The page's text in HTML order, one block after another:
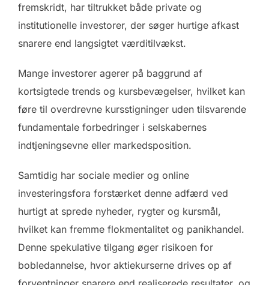
fremskridt, har tiltrukket både private og
institutionelle investorer, der søger hurtige afkast
snarere end langsigtet værditilvækst.
Mange investorer agerer på baggrund af
kortsigtede trends og kursbevægelser, hvilket kan
føre til overdrevne kursstigninger uden tilsvarende
fundamentale forbedringer i selskabernes
indtjeningsevne eller markedsposition.
Samtidig har sociale medier og online
investeringsfora forstærket denne adfærd ved
hurtigt at sprede nyheder, rygter og kursmål,
hvilket kan fremme flokmentalitet og panikhandel.
Denne spekulative tilgang øger risikoen for
bobledannelse, hvor aktiekurserne drives op af